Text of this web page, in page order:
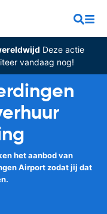
Deze actie
vandaag nog!
het aanbod van
Airport zodat jij dat